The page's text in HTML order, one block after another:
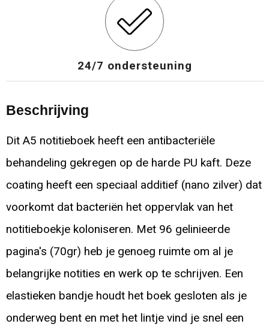
24/7 ondersteuning
Beschrijving
Dit A5 notitieboek heeft een antibacteriële
behandeling gekregen op de harde PU kaft. Deze
coating heeft een speciaal additief (nano zilver) dat
voorkomt dat bacteriën het oppervlak van het
notitieboekje koloniseren. Met 96 gelinieerde
pagina's (70gr) heb je genoeg ruimte om al je
belangrijke notities en werk op te schrijven. Een
elastieken bandje houdt het boek gesloten als je
onderweg bent en met het lintje vind je snel een